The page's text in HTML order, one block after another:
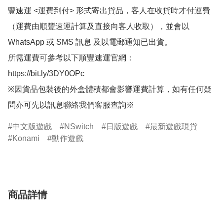
豐速運 <運費到付> 形式寄出貨品，客人在收貨時才付運費
（運費由順豐速運計算及直接向客人收取），並會以
WhatsApp 或 SMS 訊息 及以電郵通知已出貨。
所需運費可參考以下順豐速運官網：
https://bit.ly/3DY0OPc
※因貨品包裝後的外盒體積都會影響運費計算，如有任何疑
問亦可先以訊息聯絡我們客服查詢※
中文版遊戲 NSwitch 日版遊戲
最新遊戲現貨
Konami
動作遊戲
商品詳情